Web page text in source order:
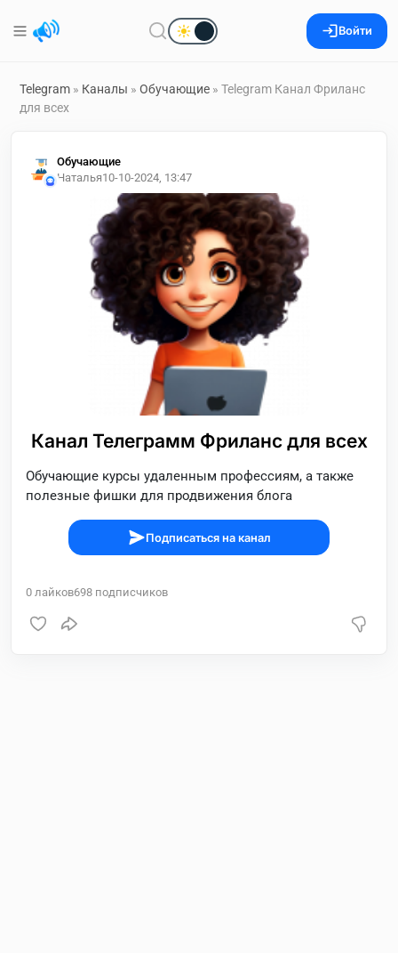
Войти
Telegram » Каналы » Обучающие » Telegram Канал Фриланс
для всех
Обучающие
Наталья10-10-2024, 13:47
Канал Телеграмм Фриланс для всех
Обучающие курсы удаленным профессиям, а также
полезные фишки для продвижения блога
Подписаться на канал
0 лайков698 подписчиков